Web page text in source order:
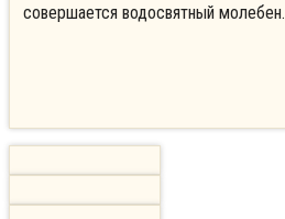
совершается водосвятный молебен.